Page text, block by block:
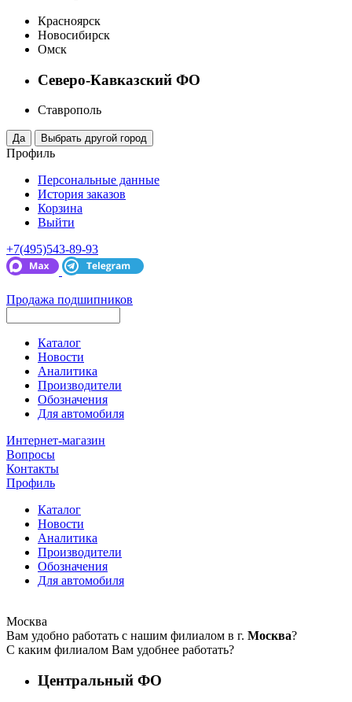
Красноярск
Новосибирск
Омск
Северо-Кавказский ФО
Ставрополь
Профиль
Персональные данные
История заказов
Корзина
Выйти
+7(495)543-89-93
Продажа подшипников
Каталог
Новости
Аналитика
Производители
Обозначения
Для автомобиля
Интернет-магазин
Вопросы
Контакты
Профиль
Каталог
Новости
Аналитика
Производители
Обозначения
Для автомобиля
Москва
Вам удобно работать с нашим филиалом в г. Москва?
С каким филиалом Вам удобнее работать?
Центральный ФО